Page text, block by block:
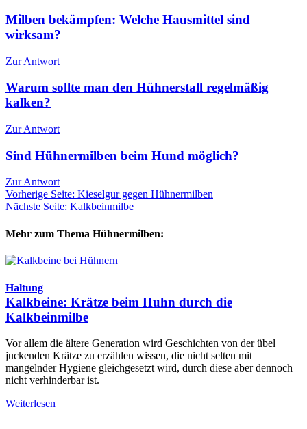
Milben bekämpfen: Welche Hausmittel sind
wirksam?
Zur Antwort
Warum sollte man den Hühnerstall regelmäßig
kalken?
Zur Antwort
Sind Hühnermilben beim Hund möglich?
Zur Antwort
Vorherige Seite: Kieselgur gegen Hühnermilben
Nächste Seite: Kalkbeinmilbe
Mehr zum Thema Hühnermilben:
Haltung
Kalkbeine: Krätze beim Huhn durch die
Kalkbeinmilbe
Vor allem die ältere Generation wird Geschichten von der übel
juckenden Krätze zu erzählen wissen, die nicht selten mit
mangelnder Hygiene gleichgesetzt wird, durch diese aber dennoch
nicht verhinderbar ist.
Weiterlesen